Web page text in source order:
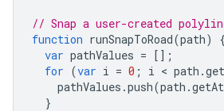
"placeId":
},
{
"location" : {
"placeId":
// Snap a user-created
function runSnapToRoad(path)
{
var pathValues = [];
for (var i = 0 ; i < path .
pathValues .push(path .getAt
}